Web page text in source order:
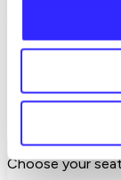
Detalii
Show More
Choose your